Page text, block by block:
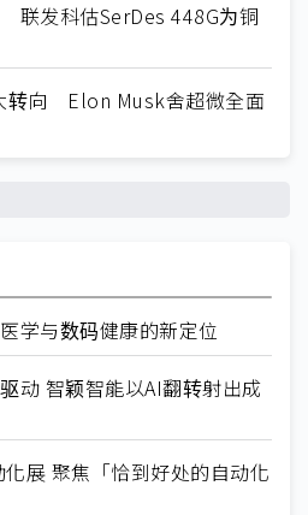
联发科估SerDes 448G为铜
转向 Elon Musk舍超微全面
学与数码健康的新定位
动 智颖智能以AI翻转射出成
展 聚焦「恰到好处的自动化